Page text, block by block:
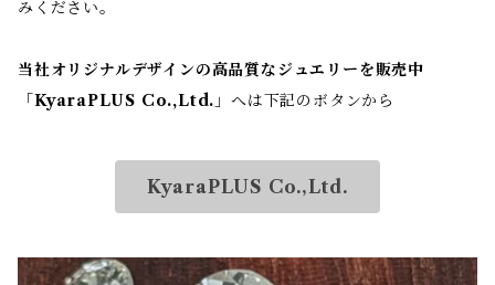
みください。
当社オリジナルデザインの高品質なジュエリーを販売中
「 KyaraPLUS Co.,Ltd. 」へは下記のボタンから
KyaraPLUS Co.,Ltd.